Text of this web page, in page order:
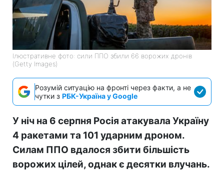
Ілюстративне фото: сили ППО збили 66 ворожих дронів
(Getty Images)
Розумій ситуацію на фронті через факти, а не
чутки з РБК-Україна у Google
У ніч на 6 серпня Росія атакувала Україну
4 ракетами та 101 ударним дроном.
Силам ППО вдалося збити більшість
ворожих цілей, однак є десятки влучань.